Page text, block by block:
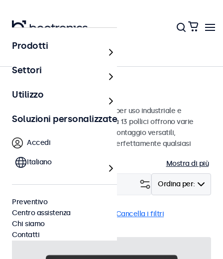
Monitor
Monitor da 13 pollici
Monitor da 13 pollici progettati per uso industriale e
commerciale. Questi monitor da 13 pollici offrono varie
connessioni video e opzioni di montaggio versatili,
consentendo loro di integrarsi perfettamente qualsiasi
Mostra di più
Ordina per:
Filtro (2)
Monitor 13 pollici Cancella i filtri
Prodotti
Settori
Utilizzo
Soluzioni personalizzate
Accedi
Italiano
Preventivo
Centro assistenza
Chi siamo
Contatti